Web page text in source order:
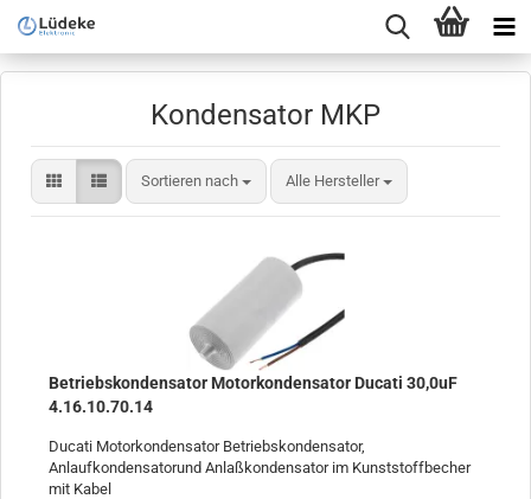
Kondensator MKP
Sortieren nach
Sortieren nach Alle Hersteller
Betriebskondensator Motorkondensator Ducati 30,0uF
4.16.10.70.14
Ducati Motorkondensator Betriebskondensator,
Anlaufkondensatorund Anlaßkondensator im Kunststoffbecher
mit Kabel